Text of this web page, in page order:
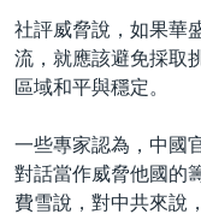
社評威脅說，如果華
流，就應該避免採取
區域和平與穩定。
一些專家認為，中國
對話當作威脅他國的
費雪說，對中共來說